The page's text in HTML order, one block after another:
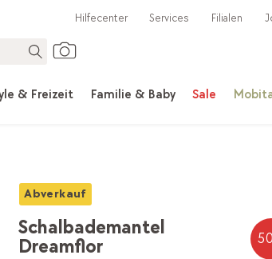
& Freizeit Familie & Baby Sale
Hilfecenter Services Filialen
Abverkauf
Schalbademantel
Dreamflor
50